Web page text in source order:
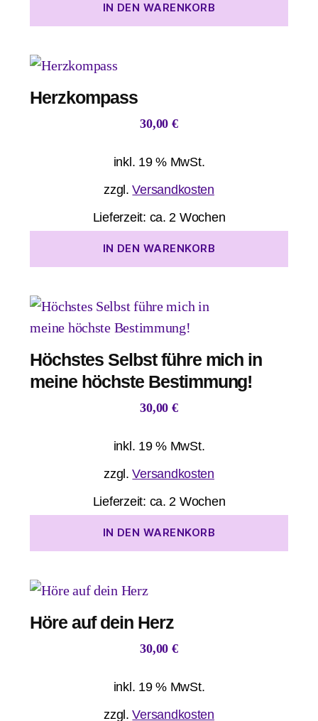
IN DEN WARENKORB
Herzkompass
30,00 €
inkl. 19 % MwSt.
zzgl.Versandkosten
Lieferzeit: ca. 2 Wochen
IN DEN WARENKORB
Höchstes Selbst führe mich in
meine höchste Bestimmung!
30,00 €
inkl. 19 % MwSt.
zzgl.Versandkosten
Lieferzeit: ca. 2 Wochen
IN DEN WARENKORB
Höre auf dein Herz
30,00 €
inkl. 19 % MwSt.
zzgl.Versandkosten